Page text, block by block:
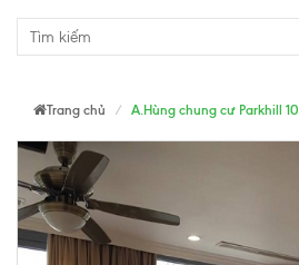
Trang chủ A.Hùng chung cư Parkhill 10